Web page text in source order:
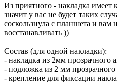
Из приятного - накладка имеет
значит у вас не будет таких
соскользнула с планшета и вам
восстанавливать ))
Состав (для одной накладки):
- накладка из 2мм прозрачного
- подложка из 2 мм
- крепление для фиксации